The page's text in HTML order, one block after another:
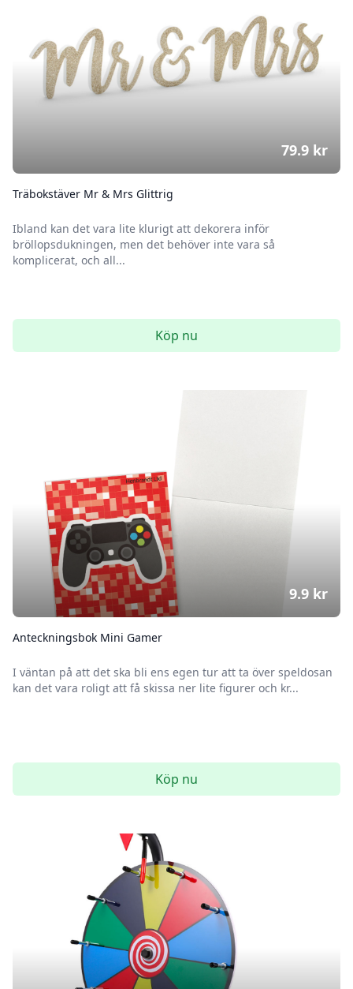
Träbokstäver Mr & Mrs Glittrig
Ibland kan det vara lite klurigt att dekorera inför
bröllopsdukningen, men det behöver inte vara så
komplicerat, och all...
79.9 kr
Köp nu
Anteckningsbok Mini Gamer
I väntan på att det ska bli ens egen tur att ta över speldosan
kan det vara roligt att få skissa ner lite figurer och kr...
9.9 kr
Köp nu